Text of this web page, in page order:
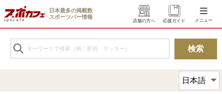
日本最多の掲載数
スポーツバー情報
店舗の方へ 応援ガイド メニュー